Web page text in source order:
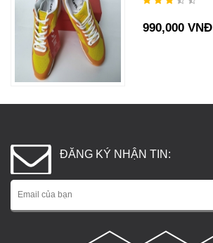
990,000 VNĐ
ĐĂNG KÝ NHẬN TIN: